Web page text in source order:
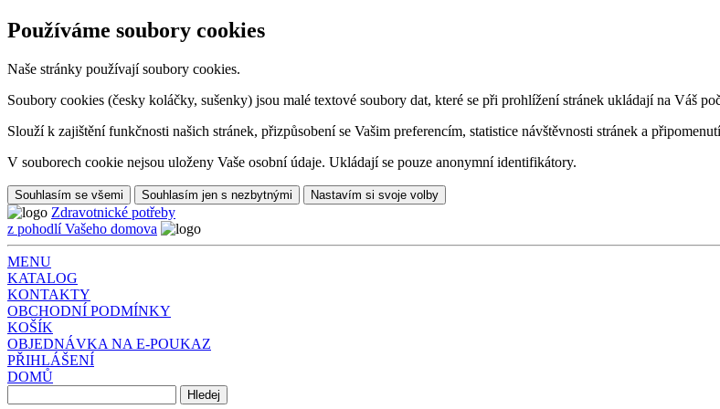
Používáme soubory cookies
Naše stránky používají soubory cookies.
Soubory cookies (česky koláčky, sušenky) jsou malé textové soubory dat, které se při prohlížení stránek ukládají na Váš
Slouží k zajištění funkčnosti našich stránek, přizpůsobení se Vašim preferencím, statistice návštěvnosti stránek a
V souborech cookie nejsou uloženy Vaše osobní údaje. Ukládají se pouze anonymní identifikátory.
Souhlasím se všemi Souhlasím jen s nezbytnými Nastavím si svoje volby
Zdravotnické potřeby
z pohodlí Vašeho domova
MENU
KATALOG
KONTAKTY
OBCHODNÍ PODMÍNKY
KOŠÍK
OBJEDNÁVKA NA E-POUKAZ
PŘIHLÁŠENÍ
DOMŮ